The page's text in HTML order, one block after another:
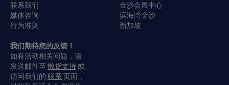
金沙会展中心
滨海湾金沙
新加坡
联系我们
媒体咨询
行为准则
我们期待您的反馈！
如有活动相关问题，请
发送邮件至 散货支持或
访问我们的 联系 页面，